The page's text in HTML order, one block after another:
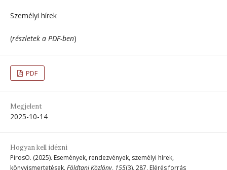
Személyi hírek
(részletek a PDF-ben)
PDF
Megjelent
2025-10-14
Hogyan kell idézni
PirosO. (2025). Események, rendezvények, személyi hírek,
könyvismertetések. Földtani Közlöny, 155(3), 287. Elérés forrás